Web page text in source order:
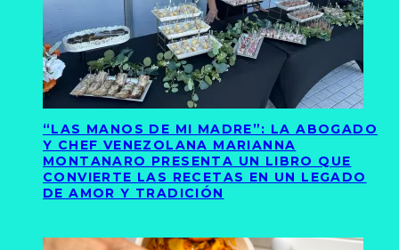
“LAS MANOS DE MI MADRE”: LA ABOGADO
Y CHEF VENEZOLANA MARIANNA
MONTANARO PRESENTA UN LIBRO QUE
CONVIERTE LAS RECETAS EN UN LEGADO
DE AMOR Y TRADICIÓN